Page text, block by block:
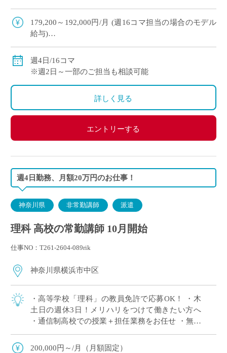
179,200～192,000円/月 (週16コマ担当の場合のモデル
給与)
◇交通費別途支給
週4日/16コマ
※週2日～一部のご担当も相談可能
詳しく見る
エントリーする
週4日勤務、月額20万円のお仕事！
神奈川県 非常勤講師 派遣
理科 高校の常勤講師 10月開始
仕事NO：T261-2604-089rik
神奈川県横浜市中区
・高等学校「理科」の教員免許で応募OK！ ・木
土日の週休3日！メリハリをつけて働きたい方へ
・通信制高校での授業＋担任業務をお任せ ・無学
に寄り添いたい方へオススメ
200,000円～/月（月額固定）